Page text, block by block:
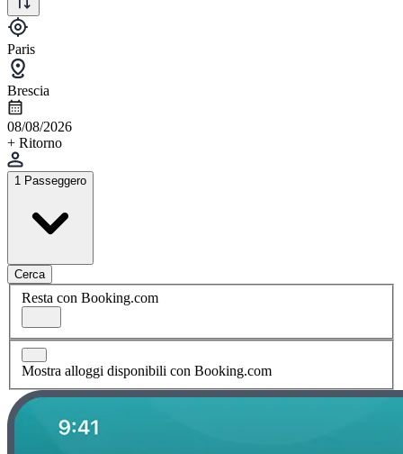
Paris
Brescia
08/08/2026
+ Ritorno
1 Passeggero
Cerca
Resta con Booking.com
Mostra alloggi disponibili con Booking.com